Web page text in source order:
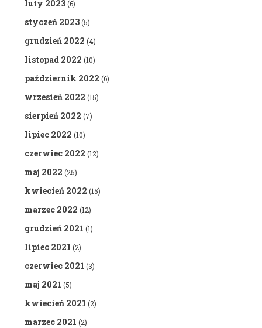
luty 2023(6)
styczeń 2023(5)
grudzień 2022 (4)
listopad 2022 (10)
październik 2022 (6)
wrzesień 2022 (15)
sierpień 2022 (7)
lipiec 2022 (10)
czerwiec 2022 (12)
maj 2022 (25)
kwiecień 2022 (15)
marzec 2022 (12)
grudzień 2021 (1)
lipiec 2021 (2)
czerwiec 2021 (3)
maj 2021 (5)
kwiecień 2021 (2)
marzec 2021 (2)